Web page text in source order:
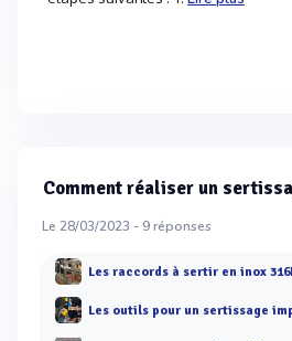
Comment réaliser un
Le 28/03/2023 - 9réponses
Les raccords à sertir en inox
Les outils pour un sertissage